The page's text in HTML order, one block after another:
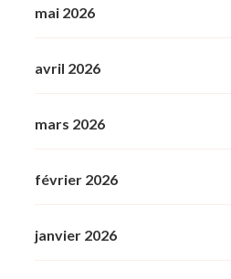
mai 2026
avril 2026
mars 2026
février 2026
janvier 2026